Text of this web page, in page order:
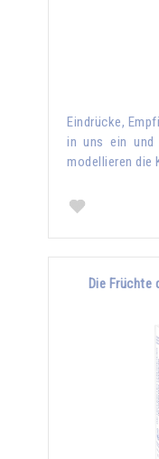
Eindrücke,
in uns ein und
modellieren die
Die Früchte